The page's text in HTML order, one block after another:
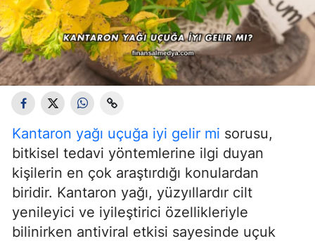
Kantaron yağı uçuğa iyi gelir mi sorusu,
bitkisel tedavi yöntemlerine ilgi duyan
kişilerin en çok araştırdığı konulardan
biridir. Kantaron yağı, yüzyıllardır cilt
yenileyici ve iyileştirici özellikleriyle
bilinirken antiviral etkisi sayesinde uçuk